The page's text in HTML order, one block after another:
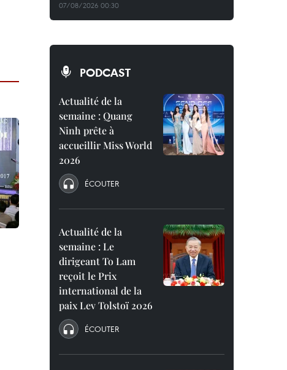
07/08/2026 00:30
PODCAST
Actualité de la
semaine : Quang
Ninh prête à
accueillir Miss World
2026
ÉCOUTER
Actualité de la
semaine : Le
dirigeant To Lam
reçoit le Prix
international de la
paix Lev Tolstoï 2026
ÉCOUTER